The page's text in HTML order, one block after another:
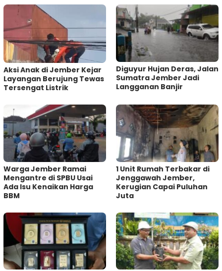
Aksi Anak di Jember Kejar
Layangan Berujung Tewas
Tersengat Listrik
Diguyur Hujan Deras, Jalan
Sumatra Jember Jadi
Langganan Banjir
Warga Jember Ramai
Mengantre di SPBU Usai
Ada Isu Kenaikan Harga
BBM
1 Unit Rumah Terbakar di
Jenggawah Jember,
Kerugian Capai Puluhan
Juta